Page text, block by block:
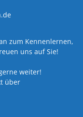
zum Kennenlernen,
uns auf Sie!
über